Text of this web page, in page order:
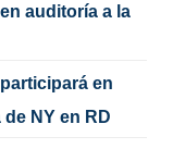
auditoría a la
en
NY en RD